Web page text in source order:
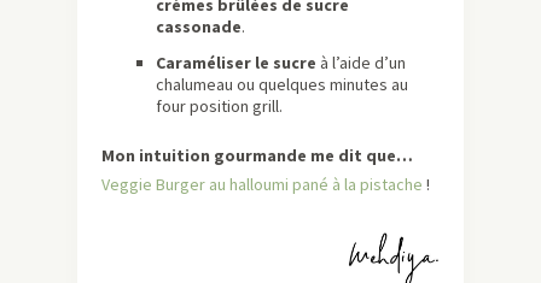
crèmes brûlées de sucre
cassonade.
Caraméliser le sucre à l’aide d’un
chalumeau ou quelques minutes au
four position grill.
Mon intuition gourmande me dit que…
Veggie Burger au halloumi pané à la pistache !